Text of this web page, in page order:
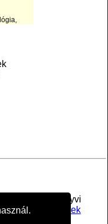
író
által anyakönyvi
férfi utónevek